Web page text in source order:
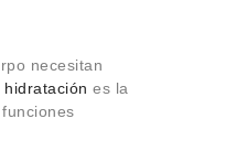
necesitan
hidratación es la